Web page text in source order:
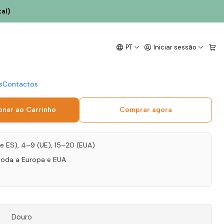
PT Iniciar sessão
Contactos
Douro Tinto 75cl
para a mesa.
ao Carrinho Comprar agora
ES), 4–9 (UE), 15–20 (EUA)
a Europa e EUA
Douro